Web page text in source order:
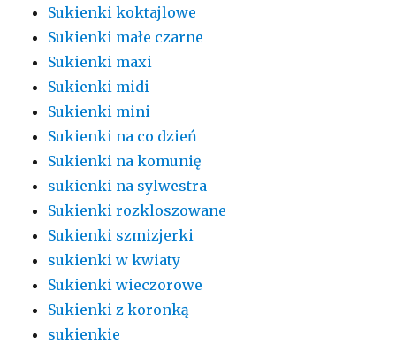
Sukienki koktajlowe
Sukienki małe czarne
Sukienki maxi
Sukienki midi
Sukienki mini
Sukienki na co dzień
Sukienki na komunię
sukienki na sylwestra
Sukienki rozkloszowane
Sukienki szmizjerki
sukienki w kwiaty
Sukienki wieczorowe
Sukienki z koronką
sukienkie